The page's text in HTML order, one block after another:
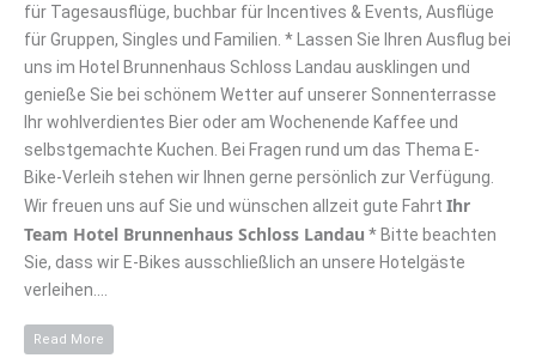
für Tagesausflüge, buchbar für Incentives & Events, Ausflüge
für Gruppen, Singles und Familien. * Lassen Sie Ihren Ausflug bei
uns im Hotel Brunnenhaus Schloss Landau ausklingen und
genieße Sie bei schönem Wetter auf unserer Sonnenterrasse
Ihr wohlverdientes Bier oder am Wochenende Kaffee und
selbstgemachte Kuchen. Bei Fragen rund um das Thema E-
Bike-Verleih stehen wir Ihnen gerne persönlich zur Verfügung.
Wir freuen uns auf Sie und wünschen allzeit gute Fahrt Ihr
Team Hotel Brunnenhaus Schloss Landau * Bitte beachten
Sie, dass wir E-Bikes ausschließlich an unsere Hotelgäste
verleihen.…
Read More